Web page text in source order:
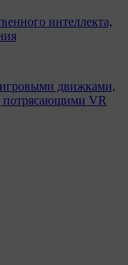
интеллекта,
движками,
потрясающими VR